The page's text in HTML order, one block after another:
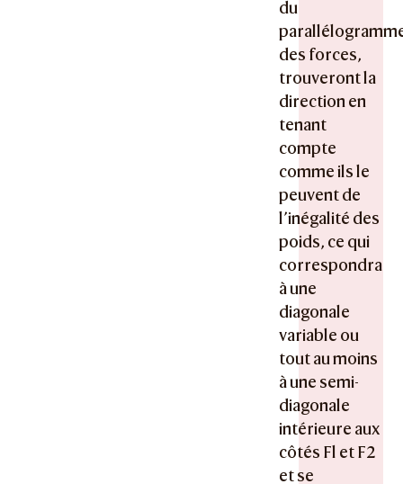
du
des forces,
trouveront la
direction en
tenant
compte
comme ils le
peuvent de
l’inégalité des
poids, ce qui
correspondra
à une
diagonale
variable ou
tout au moins
à une semi-
diagonale
intérieure aux
côtés Fl et F2
et se